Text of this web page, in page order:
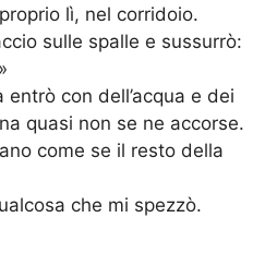
lì, nel corridoio.
sulle spalle e sussurrò:
entrò con dell’acqua e dei
quasi non se ne accorse.
come se il resto della
che mi spezzò.